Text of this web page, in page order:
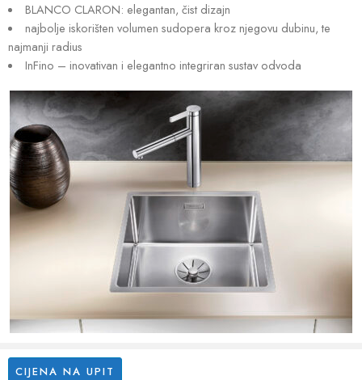
BLANCO CLARON: elegantan, čist dizajn
najbolje iskorišten volumen sudopera kroz njegovu dubinu, te
najmanji radius
InFino – inovativan i elegantno integriran sustav odvoda
CIJENA NA UPIT